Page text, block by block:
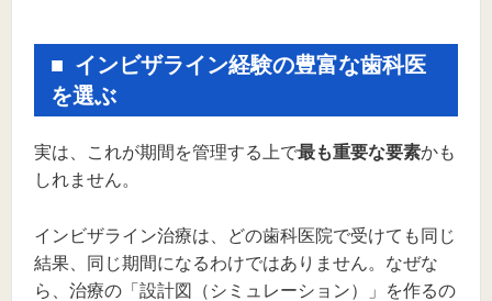
インビザライン経験の豊富な歯科医
を選ぶ
実は、これが期間を管理する上で最も重要な要素かも
しれません。
インビザライン治療は、どの歯科医院で受けても同じ
結果、同じ期間になるわけではありません。なぜな
ら、治療の「設計図（シミュレーション）」を作るの